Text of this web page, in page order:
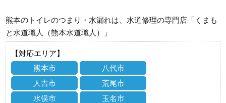
熊本のトイレのつまり・水漏れは、水道修理の専門店「くまも
と水道職人（熊本水道職人）」
【対応エリア】
熊本市
八代市
人吉市
荒尾市
水俣市
玉名市